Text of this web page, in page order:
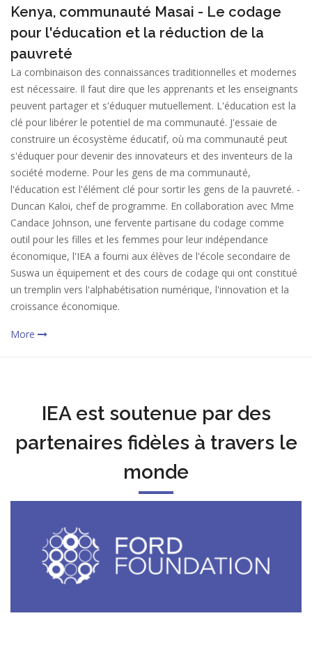
Kenya, communauté Masai - Le codage
pour l'éducation et la réduction de la
pauvreté
La combinaison des connaissances traditionnelles et modernes
est nécessaire. Il faut dire que les apprenants et les enseignants
peuvent partager et s'éduquer mutuellement. L'éducation est la
clé pour libérer le potentiel de ma communauté. J'essaie de
construire un écosystème éducatif, où ma communauté peut
s'éduquer pour devenir des innovateurs et des inventeurs de la
société moderne. Pour les gens de ma communauté,
l'éducation est l'élément clé pour sortir les gens de la pauvreté. -
Duncan Kaloi, chef de programme. En collaboration avec Mme
Candace Johnson, une fervente partisane du codage comme
outil pour les filles et les femmes pour leur indépendance
économique, l'IEA a fourni aux élèves de l'école secondaire de
Suswa un équipement et des cours de codage qui ont constitué
un tremplin vers l'alphabétisation numérique, l'innovation et la
croissance économique.
More
IEA est soutenue par des
partenaires fidèles à travers le
monde